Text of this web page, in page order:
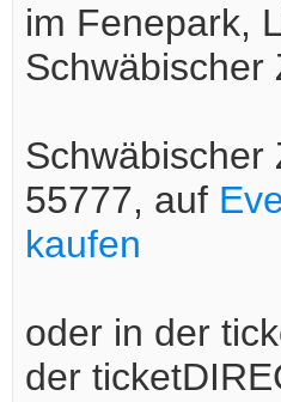
im Fenepark,
Schwäbischer
Schwäbischer
55777, auf
kaufen
oder in der
der